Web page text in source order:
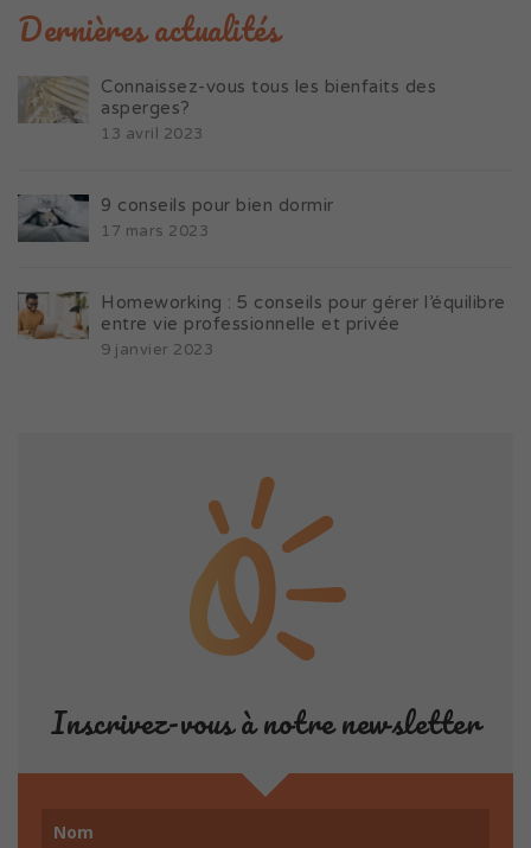
Dernières actualités
Connaissez-vous tous les bienfaits des
asperges?
13 avril 2023
9 conseils pour bien dormir
17 mars 2023
Homeworking : 5 conseils pour gérer l’équilibre
entre vie professionnelle et privée
9 janvier 2023
Inscrivez-vous à notre newsletter